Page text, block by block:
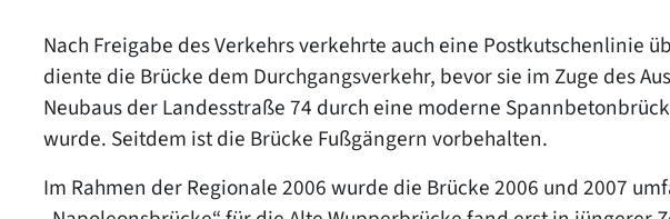
Nach Freigabe des Verkehrs verkehrte auch eine Postkutschenlinie
diente die Brücke dem Durchgangsverkehr, bevor sie im Zuge des
Neubaus der Landesstraße 74 durch eine moderne
wurde. Seitdem ist die Brücke Fußgängern vorbehalten.
Im Rahmen der Regionale 2006 wurde die Brücke 2006 und 2007